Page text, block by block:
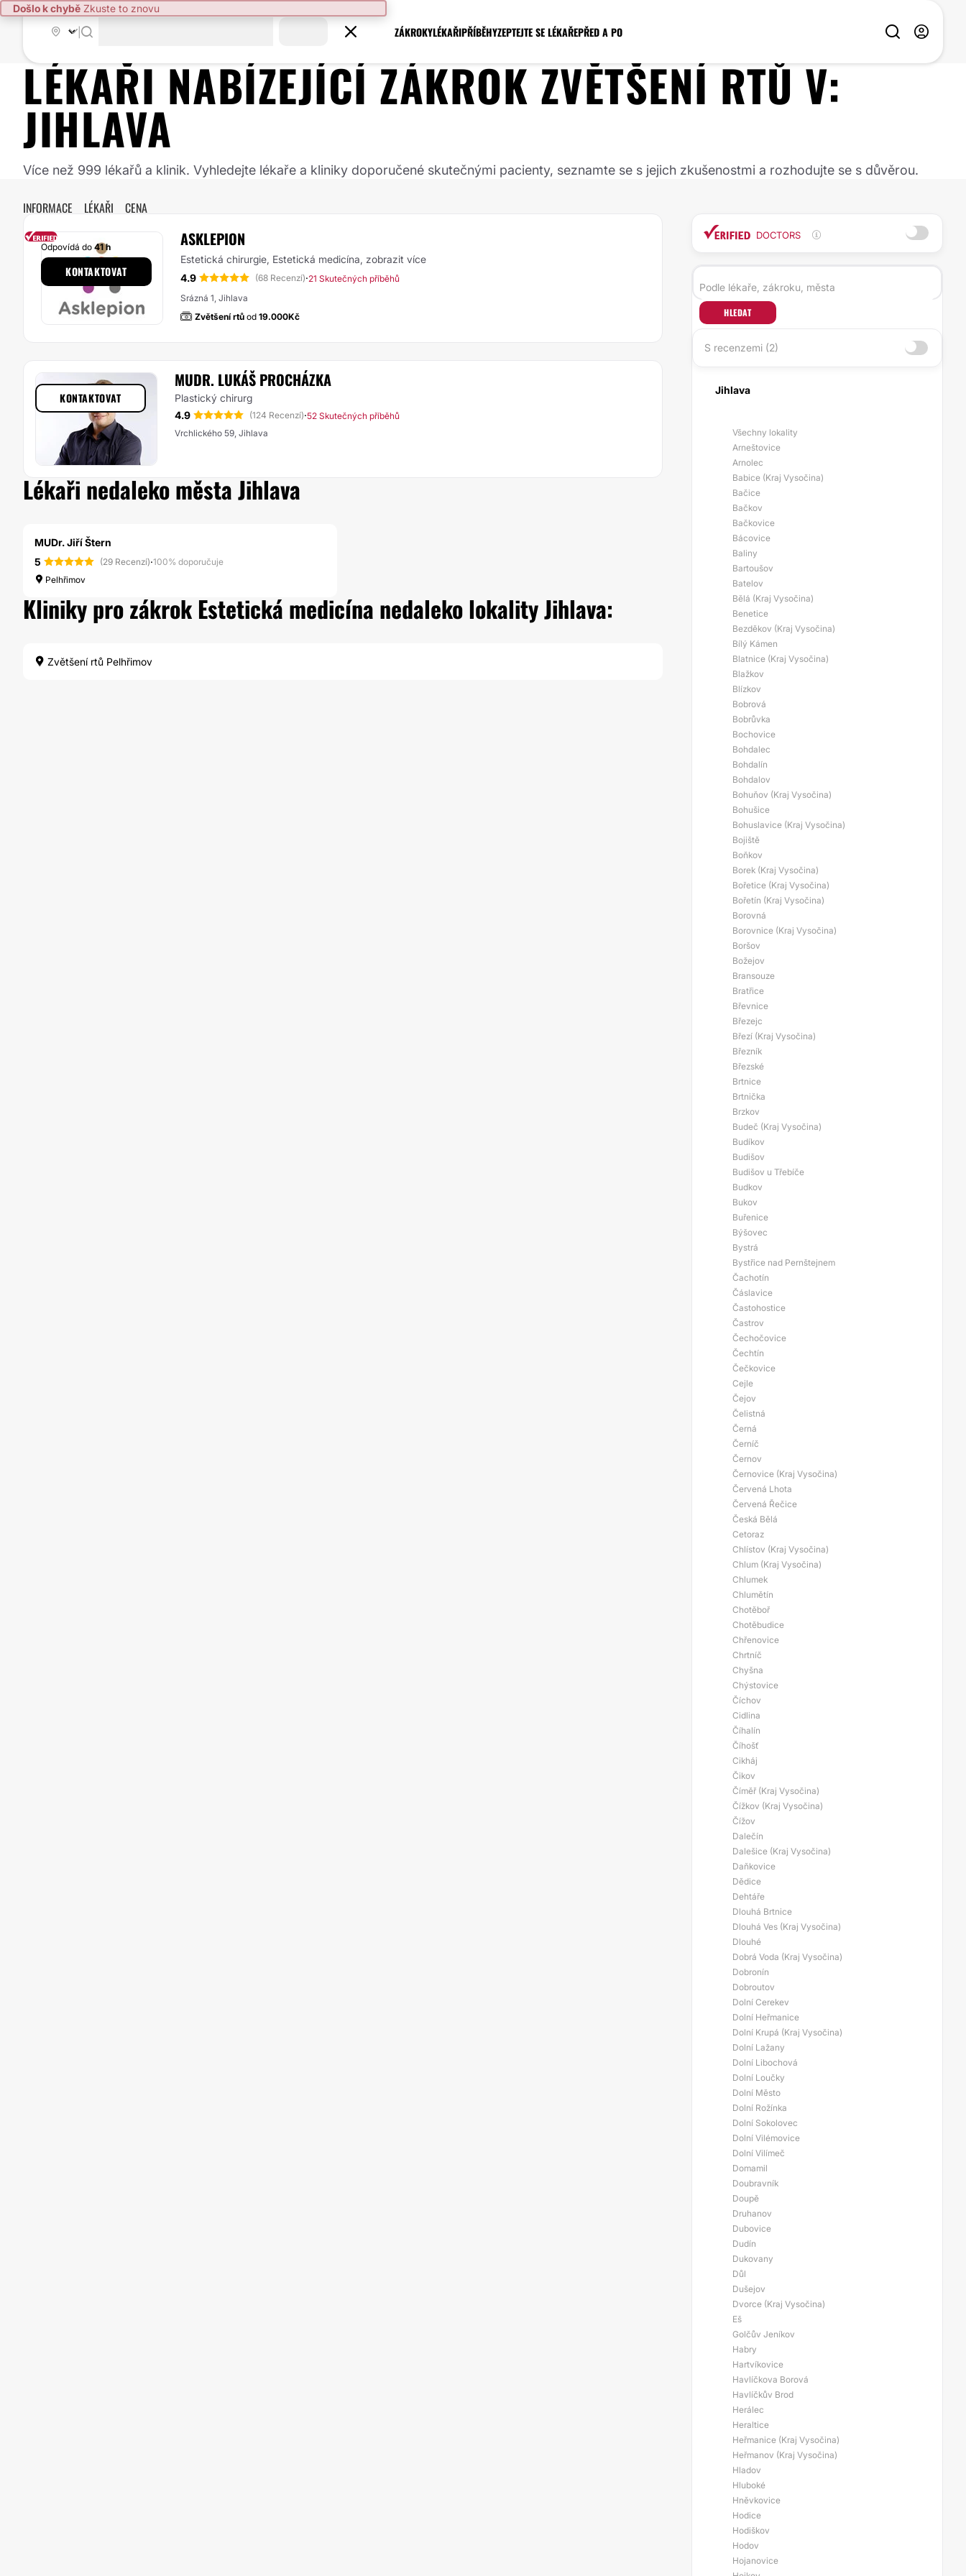
Došlo k chybě Zkuste to znovu
ZÁKROKYLÉKAŘIPŘÍBĚHYZEPTEJTE SE LÉKAŘEPŘED A PO
LÉKAŘI NABÍZEJÍCÍ ZÁKROKZVĚTŠENÍ RTŮV:
JIHLAVA
Více než 999 lékařů a klinik. Vyhledejte lékaře a kliniky doporučené skutečnými pacienty, seznamte se s jejich zkušenostmi a rozhodujte se s důvěrou.
INFORMACE LÉKAŘI CENA
ASKLEPION
Estetická chirurgie, Estetická medicína, zobrazit více
4.9
(68 Recenzí)·21 Skutečných příběhů
Srázná 1, Jihlava
Zvětšení rtů od 19.000Kč
Odpovídá do 41 h
KONTAKTOVAT
MUDR. LUKÁŠ PROCHÁZKA
Plastický chirurg
4.9
(124 Recenzí)·52 Skutečných příběhů
Vrchlického 59, Jihlava
KONTAKTOVAT
Lékaři nedaleko města Jihlava
MUDr. Jiří Štern
5
(29 Recenzí)·100% doporučuje
Pelhřimov
Kliniky pro zákrok Estetická medicína nedaleko lokality Jihlava:
Zvětšení rtů Pelhřimov
DOCTORS
HLEDAT
S recenzemi (2)
Jihlava
Všechny lokality
Arneštovice
Arnolec
Babice (Kraj Vysočina)
Bačice
Bačkov
Bačkovice
Bácovice
Baliny
Bartoušov
Batelov
Bělá (Kraj Vysočina)
Benetice
Bezděkov (Kraj Vysočina)
Bílý Kámen
Blatnice (Kraj Vysočina)
Blažkov
Blízkov
Bobrová
Bobrůvka
Bochovice
Bohdalec
Bohdalín
Bohdalov
Bohuňov (Kraj Vysočina)
Bohušice
Bohuslavice (Kraj Vysočina)
Bojiště
Boňkov
Borek (Kraj Vysočina)
Bořetice (Kraj Vysočina)
Bořetín (Kraj Vysočina)
Borovná
Borovnice (Kraj Vysočina)
Boršov
Božejov
Bransouze
Bratřice
Břevnice
Březejc
Březí (Kraj Vysočina)
Březník
Březské
Brtnice
Brtnička
Brzkov
Budeč (Kraj Vysočina)
Budíkov
Budišov
Budišov u Třebíče
Budkov
Bukov
Buřenice
Býšovec
Bystrá
Bystřice nad Pernštejnem
Čachotín
Čáslavice
Častohostice
Častrov
Čechočovice
Čechtín
Čečkovice
Cejle
Čejov
Čelistná
Černá
Černíč
Černov
Černovice (Kraj Vysočina)
Červená Lhota
Červená Řečice
Česká Bělá
Cetoraz
Chlístov (Kraj Vysočina)
Chlum (Kraj Vysočina)
Chlumek
Chlumětín
Chotěboř
Chotěbudice
Chřenovice
Chrtníč
Chyšna
Chýstovice
Číchov
Cidlina
Číhalín
Číhošť
Cikháj
Čikov
Číměř (Kraj Vysočina)
Čížkov (Kraj Vysočina)
Čížov
Dalečín
Dalešice (Kraj Vysočina)
Daňkovice
Dědice
Dehtáře
Dlouhá Brtnice
Dlouhá Ves (Kraj Vysočina)
Dlouhé
Dobrá Voda (Kraj Vysočina)
Dobronín
Dobroutov
Dolní Cerekev
Dolní Heřmanice
Dolní Krupá (Kraj Vysočina)
Dolní Lažany
Dolní Libochová
Dolní Loučky
Dolní Město
Dolní Rožínka
Dolní Sokolovec
Dolní Vilémovice
Dolní Vilímeč
Domamil
Doubravník
Doupě
Druhanov
Dubovice
Dudín
Dukovany
Důl
Dušejov
Dvorce (Kraj Vysočina)
Eš
Golčův Jeníkov
Habry
Hartvíkovice
Havlíčkova Borová
Havlíčkův Brod
Herálec
Heraltice
Heřmanice (Kraj Vysočina)
Heřmanov (Kraj Vysočina)
Hladov
Hluboké
Hněvkovice
Hodice
Hodiškov
Hodov
Hojanovice